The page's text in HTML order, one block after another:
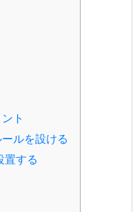
ト
ルを設ける
置する